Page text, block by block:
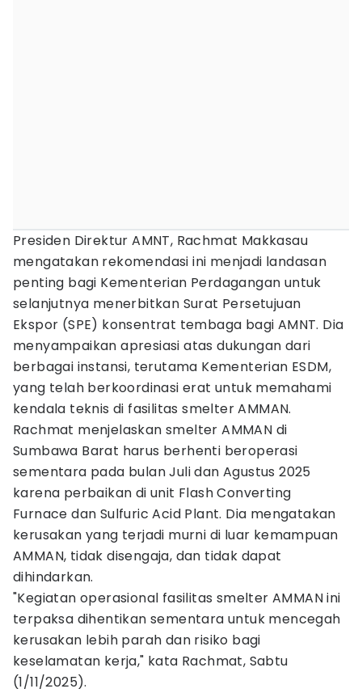
Presiden Direktur AMNT, Rachmat Makkasau
mengatakan rekomendasi ini menjadi landasan
penting bagi Kementerian Perdagangan untuk
selanjutnya menerbitkan Surat Persetujuan
Ekspor (SPE) konsentrat tembaga bagi AMNT. Dia
menyampaikan apresiasi atas dukungan dari
berbagai instansi, terutama Kementerian ESDM,
yang telah berkoordinasi erat untuk memahami
kendala teknis di fasilitas smelter AMMAN.
Rachmat menjelaskan smelter AMMAN di
Sumbawa Barat harus berhenti beroperasi
sementara pada bulan Juli dan Agustus 2025
karena perbaikan di unit Flash Converting
Furnace dan Sulfuric Acid Plant. Dia mengatakan
kerusakan yang terjadi murni di luar kemampuan
AMMAN, tidak disengaja, dan tidak dapat
dihindarkan.
"Kegiatan operasional fasilitas smelter AMMAN ini
terpaksa dihentikan sementara untuk mencegah
kerusakan lebih parah dan risiko bagi
keselamatan kerja," kata Rachmat, Sabtu
(1/11/2025).